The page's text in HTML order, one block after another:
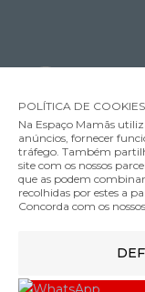
Soutien Amamentação
57.95€
Cor
MÉTODOS DE ENVIO
MÉTODOS DE
POLÍTICA DE COOKIES
Na Espaço Mamãs
anúncios, fornecer
tráfego. Também
site com os nossos
que as podem
recolhidas por estes a
Concorda com os